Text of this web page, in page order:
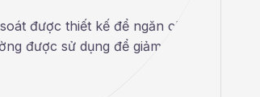
được thiết kế để ngăn chặn
được sử dụng để giảm ô nhiễm